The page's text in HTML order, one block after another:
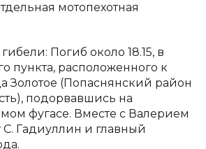
мотопехотная
Погиб около 18.15, в
пункта, расположенного к
Золотое (Попаснянский район
подорвавшись на
фугасе. Вместе с Валерием
С. Гадиуллин и главный